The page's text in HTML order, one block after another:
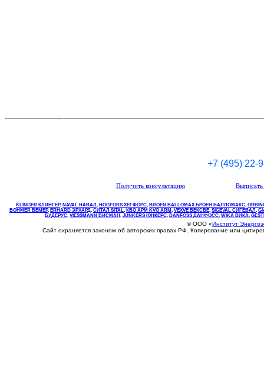
+7 (495) 22-
Получить консультацию
KLINGER КЛИНГЕР, NAVAL НАВАЛ , НOGFORS ХЕГФОРС, BROEN BALLOMAX БРОЕН БАЛЛОМАКС,
BOHMER БЕМЕР, ERHARD ЭРХАРД, СИТАЛ SITAL, КВО АРМ KVO ARM, VEXVE ВЕКСВЕ, SIGEVAL СИГЕВАЛ ,
БУДЕРУС, VIESSMANN ВИСМАН , JUNKERS ЮНКЕРС. DANFOSS ДАНФОСС, WIKA ВИКА,
© ООО «Институт
Сайт охраняется законом об авторских правах РФ. Копирование или